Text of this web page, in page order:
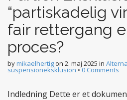
“partiskadelig
fair rettergang
proces?
bymikaelhertigon 2. maj 2025 in
suspensioneksklusion •0 Comments
Indledning Dette er et